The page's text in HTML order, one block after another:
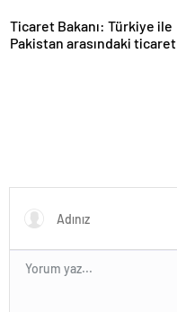
Ticaret Bakanı: Türkiye ile
Pakistan arasındaki ticaret